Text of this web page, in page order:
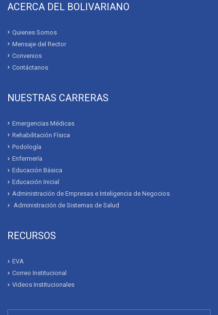
ACERCA DEL BOLIVARIANO
Quienes Somos
Mensaje del Rector
Convenios
Contáctanos
NUESTRAS CARRERAS
Emergencias Médicas
Rehabilitación Física
Podología
Enfermería
Educación Básica
Educación Inicial
Administración de Empresas e Inteligencia de Negocios
Administración de Sistemas de Salud
RECURSOS
EVA
Correo Institucional
Videos Institucionales